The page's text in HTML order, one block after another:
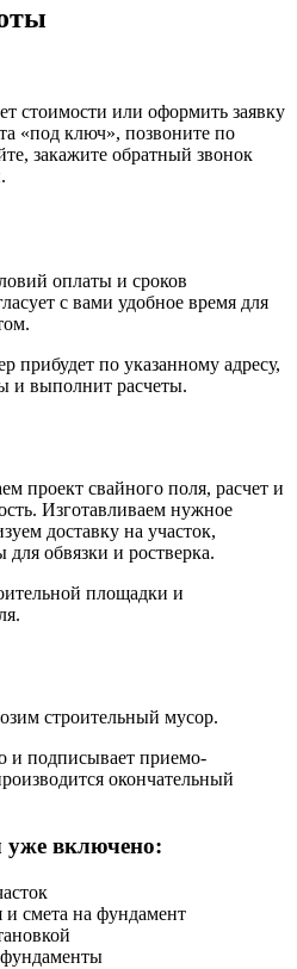
стоимости или оформить заявку
«под ключ», позвоните по
закажите обратный звонок
оплаты и сроков
с вами удобное время для
прибудет по указанному адресу,
и выполнит расчеты.
проект свайного поля, расчет и
Изготавливаем нужное
доставку на участок,
обвязки и ростверка.
площадки и
строительный мусор.
и подписывает приемо-
окончательный
уже включено:
и смета на фундамент
фундаменты